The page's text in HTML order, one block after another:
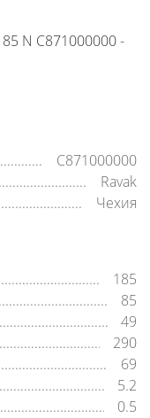
N C871000000 -
C871000000
Ravak
Чехия
185
85
49
290
69
5.2
0.5